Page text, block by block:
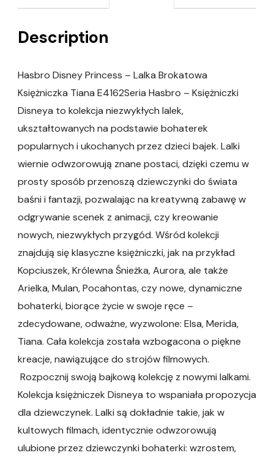
Description
Hasbro Disney Princess – Lalka Brokatowa
Księżniczka Tiana E4162Seria Hasbro – Księżniczki
Disneya to kolekcja niezwykłych lalek,
ukształtowanych na podstawie bohaterek
popularnych i ukochanych przez dzieci bajek. Lalki
wiernie odwzorowują znane postaci, dzięki czemu w
prosty sposób przenoszą dziewczynki do świata
baśni i fantazji, pozwalając na kreatywną zabawę w
odgrywanie scenek z animacji, czy kreowanie
nowych, niezwykłych przygód. Wśród kolekcji
znajdują się klasyczne księżniczki, jak na przykład
Kopciuszek, Królewna Śnieżka, Aurora, ale także
Arielka, Mulan, Pocahontas, czy nowe, dynamiczne
bohaterki, biorące życie w swoje ręce –
zdecydowane, odważne, wyzwolone: Elsa, Merida,
Tiana. Cała kolekcja została wzbogacona o piękne
kreacje, nawiązujące do strojów filmowych.
Rozpocznij swoją bajkową kolekcję z nowymi lalkami.
Kolekcja księżniczek Disneya to wspaniała propozycja
dla dziewczynek. Lalki są dokładnie takie, jak w
kultowych filmach, identycznie odwzorowują
ulubione przez dziewczynki bohaterki: wzrostem,